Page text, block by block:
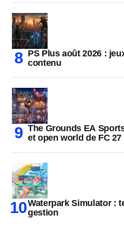
PS Plus août 2026 :
contenu
The Grounds EA
et open world de FC 27
Waterpark Simulator :
gestion